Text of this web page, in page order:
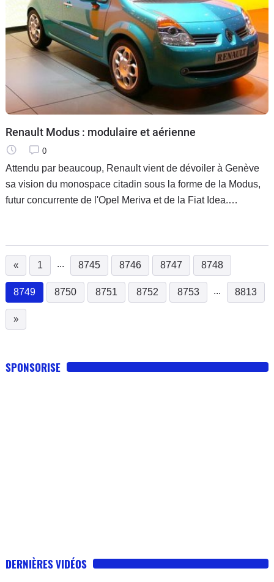
Renault Modus : modulaire et aérienne
0
Attendu par beaucoup, Renault vient de dévoiler à Genève
sa vision du monospace citadin sous la forme de la Modus,
futur concurrente de l'Opel Meriva et de la Fiat Idea.
« 1 ... 8745 8746 8747 8748
8749
(current)
8750 8751 8752 8753 ... 8813
»
SPONSORISE
DERNIÈRES VIDÉOS